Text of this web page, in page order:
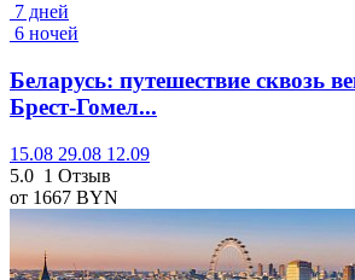
7 дней
6 ночей
Беларусь: путешествие сквозь
Брест-Гомел...
15.08 29.08 12.09
5.0 1 Отзыв
от 1667 BYN